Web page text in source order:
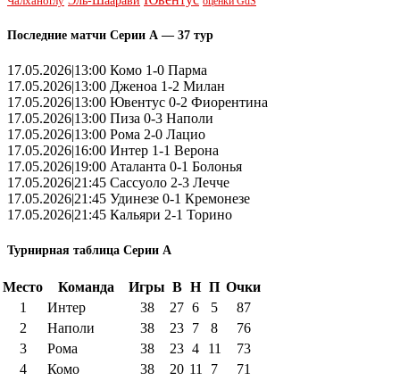
Последние матчи Серии А — 37 тур
17.05.2026|13:00 Комо 1-0 Парма
17.05.2026|13:00 Дженоа 1-2 Милан
17.05.2026|13:00 Ювентус 0-2 Фиорентина
17.05.2026|13:00 Пиза 0-3 Наполи
17.05.2026|13:00 Рома 2-0 Лацио
17.05.2026|16:00 Интер 1-1 Верона
17.05.2026|19:00 Аталанта 0-1 Болонья
17.05.2026|21:45 Сассуоло 2-3 Лечче
17.05.2026|21:45 Удинезе 0-1 Кремонезе
17.05.2026|21:45 Кальяри 2-1 Торино
Турнирная таблица Серии А
Место Команда Игры В Н П Очки
1
Интер 38 27 6 5
87
2
Наполи 38 23 7 8
76
3
Рома 38 23 4 11
73
4
Комо 38 20 11 7
71